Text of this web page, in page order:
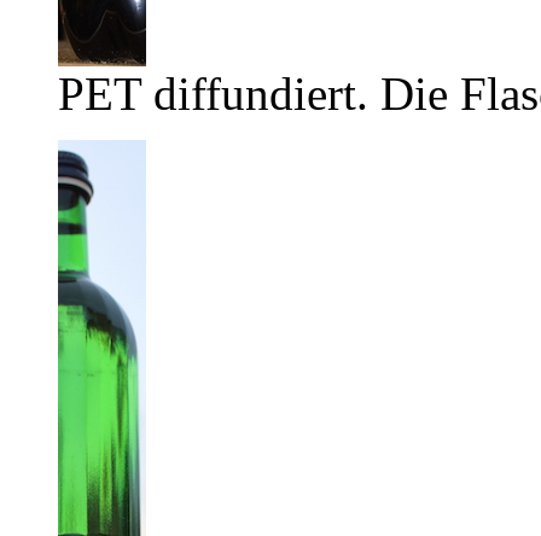
PET diffundiert. Die